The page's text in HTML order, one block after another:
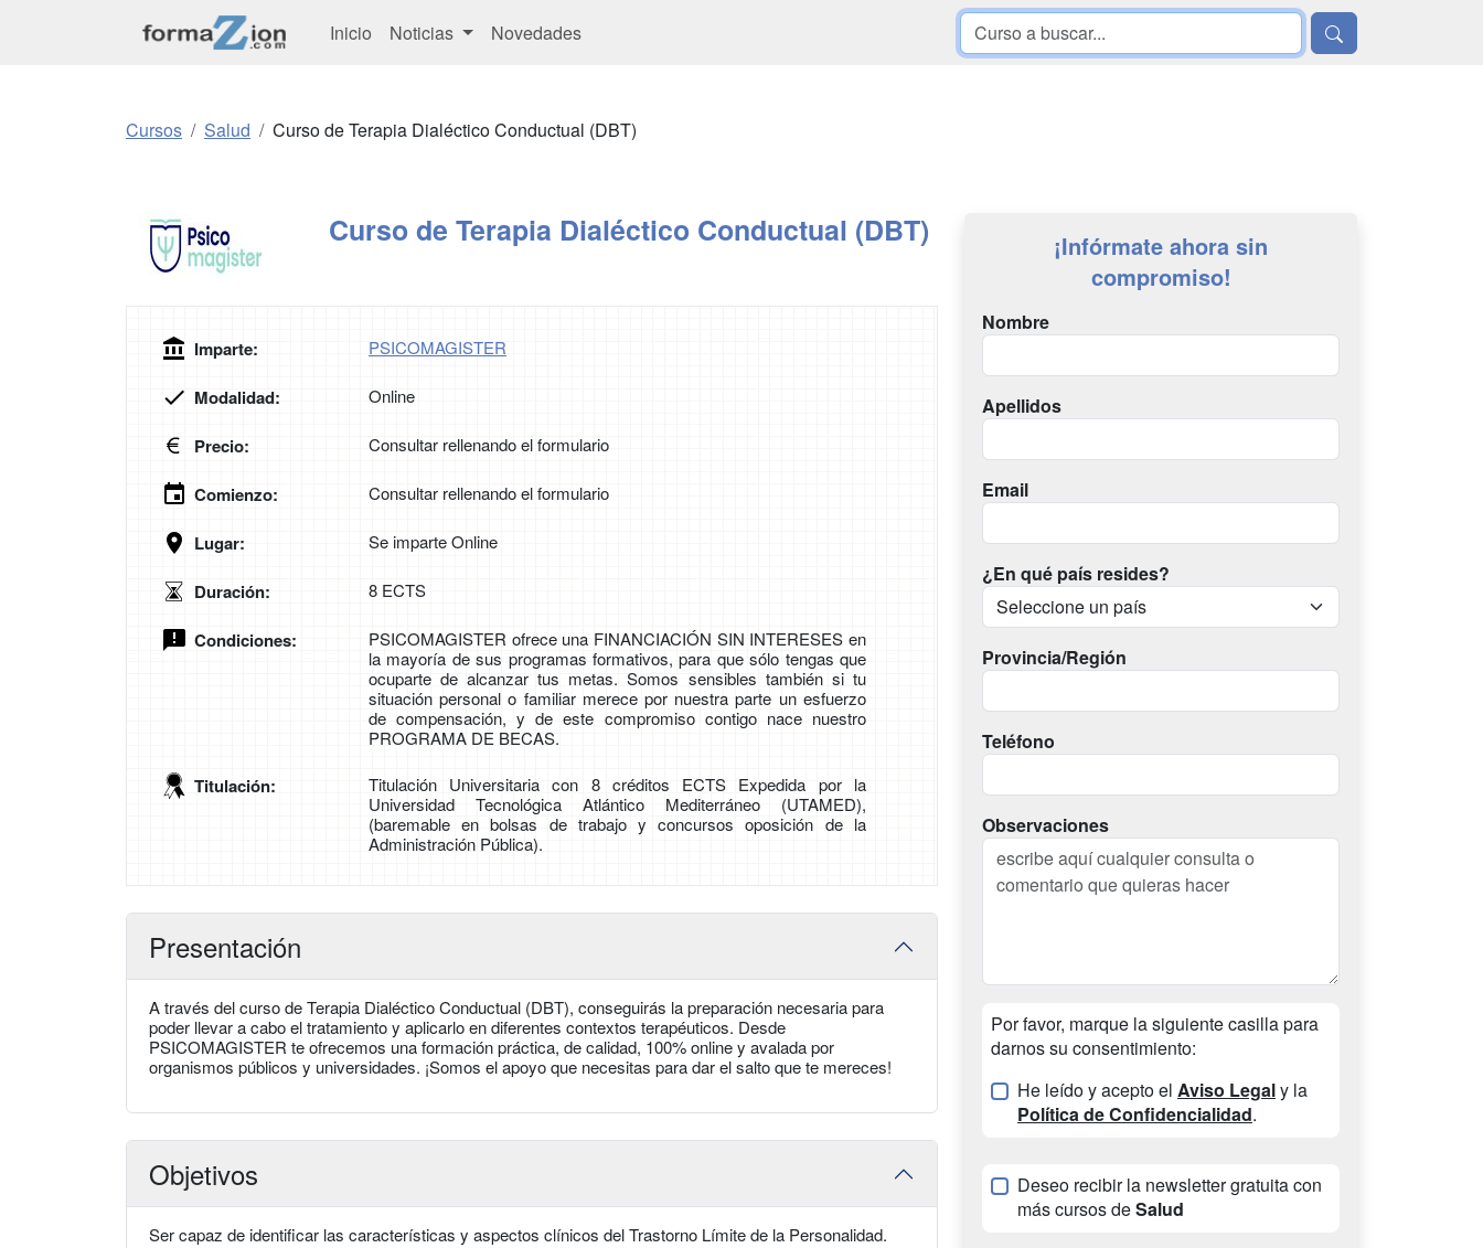
Inicio Noticias Novedades
Cursos Salud Curso de Terapia Dialéctico Conductual (DBT)
Curso de Terapia Dialéctico Conductual (DBT)
Imparte: PSICOMAGISTER
Modalidad: Online
Precio: Consultar rellenando el formulario
Comienzo: Consultar rellenando el formulario
Lugar: Se imparte Online
Duración: 8 ECTS
Condiciones:
PSICOMAGISTER ofrece una FINANCIACIÓN SIN INTERESES en
la mayoría de sus programas formativos, para que sólo tengas que
ocuparte de alcanzar tus metas. Somos sensibles también si tu
situación personal o familiar merece por nuestra parte un esfuerzo
de compensación, y de este compromiso contigo nace nuestro
PROGRAMA DE BECAS.
Titulación:
Titulación Universitaria con 8 créditos ECTS Expedida por la
Universidad Tecnológica Atlántico Mediterráneo (UTAMED),
(baremable en bolsas de trabajo y concursos oposición de la
Administración Pública).
Presentación
A través del curso de Terapia Dialéctico Conductual (DBT), conseguirás la preparación necesaria para
poder llevar a cabo el tratamiento y aplicarlo en diferentes contextos terapéuticos. Desde
PSICOMAGISTER te ofrecemos una formación práctica, de calidad, 100% online y avalada por
organismos públicos y universidades. ¡Somos el apoyo que necesitas para dar el salto que te mereces!
Objetivos
Ser capaz de identificar las características y aspectos clínicos del Trastorno Límite de la Personalidad.
¡Infórmate ahora sin
compromiso!
Nombre
Apellidos
Email
¿En qué país resides?
Provincia/Región
Teléfono
Observaciones
Por favor, marque la siguiente casilla para
darnos su consentimiento:
He leído y acepto el Aviso Legaly la
Política de Confidencialidad.
Deseo recibir la newsletter gratuita con
más cursos deSalud